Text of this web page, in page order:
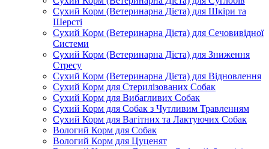
Сухий Корм (Ветеринарна Дієта) для Шкіри та
Шерсті
Сухий Корм (Ветеринарна Дієта) для Сечовивідної
Системи
Сухий Корм (Ветеринарна Дієта) для Зниження
Стресу
Сухий Корм (Ветеринарна Дієта) для Відновлення
Сухий Корм для Стерилізованих Собак
Сухий Корм для Вибагливих Собак
Сухий Корм для Собак з Чутливим Травленням
Сухий Корм для Вагітних та Лактуючих Собак
Вологий Корм для Собак
Вологий Корм для Цуценят